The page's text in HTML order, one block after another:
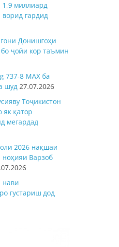
1,9 миллиард
гардид
Донишгоҳи
ҷойи кор таъмин
737-8 MAX ба
шуд 27.07.2026
Тоҷикистон
як қатор
мегардад
2026 нақшаи
Варзоб
нави
густариш дод